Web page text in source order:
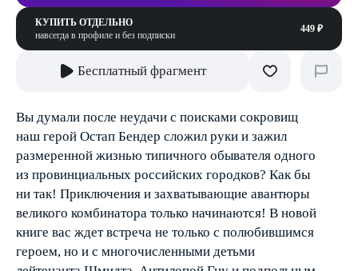
КУПИТЬ ОТДЕЛЬНО
навсегда в профиле и без подписки
449 ₽
Бесплатный фрагмент
Вы думали после неудачи с поисками сокровищ
наш герой Остап Бендер сложил руки и зажил
размеренной жизнью типичного обывателя одного
из провинциальных российских городков? Как бы
ни так! Приключения и захватывающие авантюры
великого комбинатора только начинаются! В новой
книге вас ждет встреча не только с полюбившимся
героем, но и с многочисленными детьми